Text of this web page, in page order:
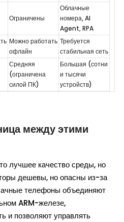
Ограничены
Облачные
номера, AI
Agent, RPA
Можно работать
офлайн
Требуется
стабильная сеть
Средняя
(ограничена
силой ПК)
Большая (сотни
и тысячи
устройств)
между этими
лучшее качество среды, но
дешевы, но опасны из-за
телефоны объединяют
ARM-железе,
и позволяют управлять